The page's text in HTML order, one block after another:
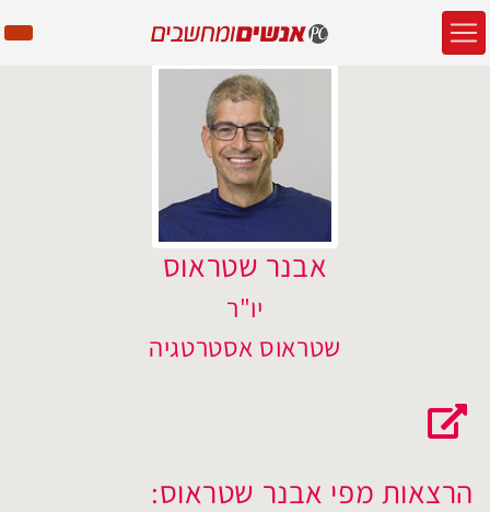
אבנר שטראוס
יו"ר
שטראוס אסטרטגיה
הרצאות מפי אבנר שטראוס: